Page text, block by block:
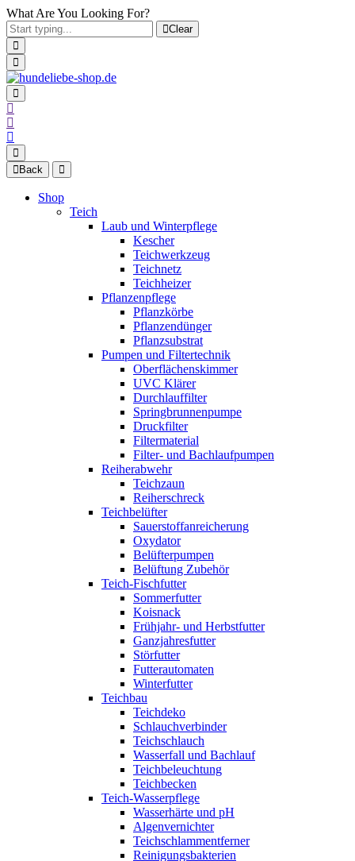
What Are You Looking For?
Clear
Back
Shop
Teich
Laub und Winterpflege
Kescher
Teichwerkzeug
Teichnetz
Teichheizer
Pflanzenpflege
Pflanzkörbe
Pflanzendünger
Pflanzsubstrat
Pumpen und Filtertechnik
Oberflächenskimmer
UVC Klärer
Durchlauffilter
Springbrunnenpumpe
Druckfilter
Filtermaterial
Filter- und Bachlaufpumpen
Reiherabwehr
Teichzaun
Reiherschreck
Teichbelüfter
Sauerstoffanreicherung
Oxydator
Belüfterpumpen
Belüftung Zubehör
Teich-Fischfutter
Sommerfutter
Koisnack
Frühjahr- und Herbstfutter
Ganzjahresfutter
Störfutter
Futterautomaten
Winterfutter
Teichbau
Teichdeko
Schlauchverbinder
Teichschlauch
Wasserfall und Bachlauf
Teichbeleuchtung
Teichbecken
Teich-Wasserpflege
Wasserhärte und pH
Algenvernichter
Teichschlammentferner
Reinigungsbakterien